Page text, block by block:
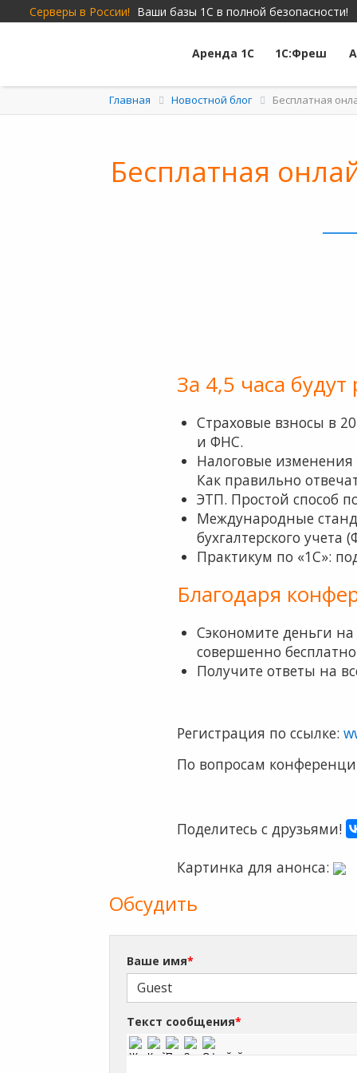
Серверы в России! Ваши базы 1С в полной безопасности!
Аренда 1С 1С:Фреш
Главная Новостной блог Бесплатная
Бесплатная
За 4,5 часа
Страховые взносы в
и ФНС.
Налоговые изменения
Как правильно
ЭТП. Простой способ
Международные
бухгалтерского учета
Практикум по «1С»:
Благодаря
Сэкономите деньги
совершенно
Получите ответы на
Регистрация по ссылке:
По вопросам
Поделитесь с друзьями!
Картинка для анонса:
Обсудить
Ваше имя*
Текст сообщения*